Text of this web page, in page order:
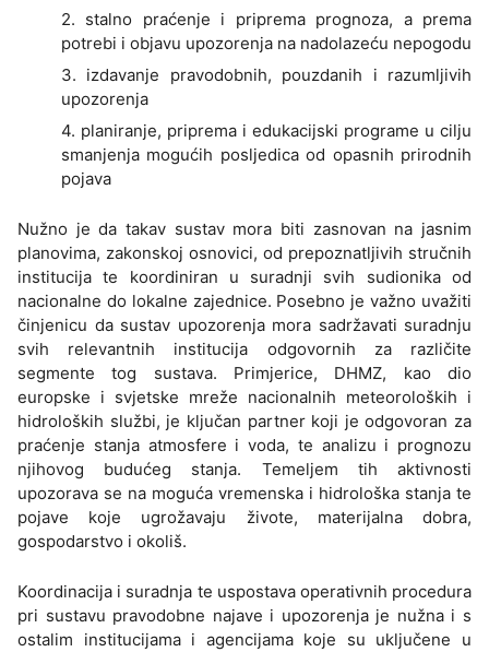
2. stalno praćenje i priprema prognoza, a prema
potrebi i objavu upozorenja na nadolazeću nepogodu
3. izdavanje pravodobnih, pouzdanih i razumljivih
upozorenja
4. planiranje, priprema i edukacijski programe u cilju
smanjenja mogućih posljedica od opasnih prirodnih
pojava
Nužno je da takav sustav mora biti zasnovan na jasnim
planovima, zakonskoj osnovici, od prepoznatljivih stručnih
institucija te koordiniran u suradnji svih sudionika od
nacionalne do lokalne zajednice. Posebno je važno uvažiti
činjenicu da sustav upozorenja mora sadržavati suradnju
svih relevantnih institucija odgovornih za različite
segmente tog sustava. Primjerice, DHMZ, kao dio
europske i svjetske mreže nacionalnih meteoroloških i
hidroloških službi, je ključan partner koji je odgovoran za
praćenje stanja atmosfere i voda, te analizu i prognozu
njihovog budućeg stanja. Temeljem tih aktivnosti
upozorava se na moguća vremenska i hidrološka stanja te
pojave koje ugrožavaju živote, materijalna dobra,
gospodarstvo i okoliš.
Koordinacija i suradnja te uspostava operativnih procedura
pri sustavu pravodobne najave i upozorenja je nužna i s
ostalim institucijama i agencijama koje su uključene u